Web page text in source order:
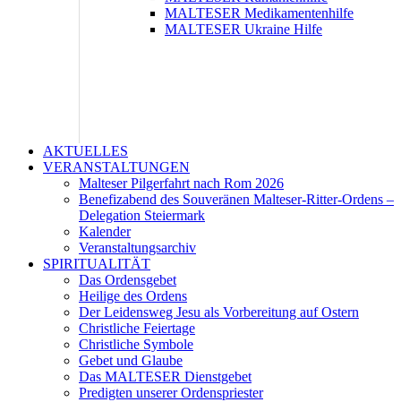
MALTESER Medikamentenhilfe
MALTESER Ukraine Hilfe
AKTUELLES
VERANSTALTUNGEN
Malteser Pilgerfahrt nach Rom 2026
Benefizabend des Souveränen Malteser-Ritter-Ordens –
Delegation Steiermark
Kalender
Veranstaltungsarchiv
SPIRITUALITÄT
Das Ordensgebet
Heilige des Ordens
Der Leidensweg Jesu als Vorbereitung auf Ostern
Christliche Feiertage
Christliche Symbole
Gebet und Glaube
Das MALTESER Dienstgebet
Predigten unserer Ordenspriester